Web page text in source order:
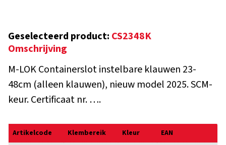
Geselecteerd product: CS2348K
Omschrijving
M-LOK Containerslot instelbare klauwen 23-
48cm (alleen klauwen), nieuw model 2025. SCM-
keur. Certificaat nr. ….
Artikelcode Klembereik Kleur
EAN